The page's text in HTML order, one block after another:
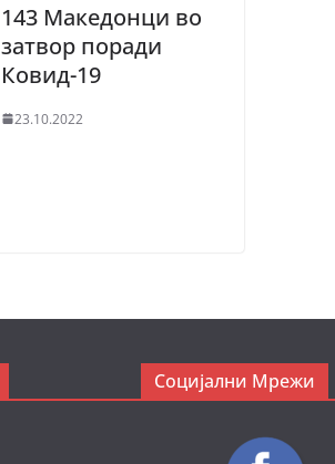
143 Македонци во
затвор поради
Ковид-19
23.10.2022
Социјални Мрежи